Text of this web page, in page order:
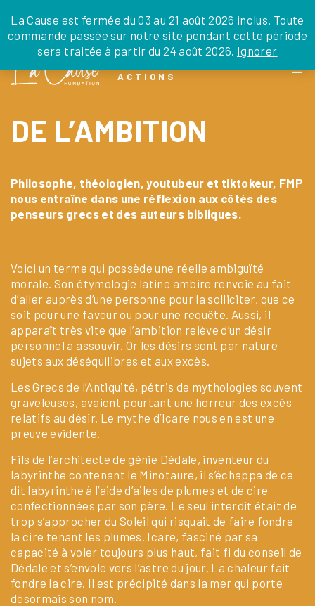
to
the
La Cause est fermée du 03 au 21 août 2026 inclus. Toute
commande passée sur notre site pendant cette période
sera traitée à partir du 24 août 2026. Ignorer
JE DONNE JE PARRAINE NOUS SOUTENIR
DEPUIS LA FRANCE
DEPUIS L’INTERNATIONAL
EN TANT QU’ORGANISATION
0 ARTICLE
ACTIONS
DE L’AMBITION
Philosophe, théologien, youtubeur et tiktokeur, FMP
nous entraîne dans une réflexion aux côtés des
penseurs grecs et des auteurs bibliques.
Voici un terme qui possède une réelle ambiguïté
morale. Son étymologie latine ambire renvoie au fait
d’aller auprès d’une personne pour la solliciter, que ce
soit pour une faveur ou pour une requête. Aussi, il
apparaît très vite que l’ambition relève d’un désir
personnel à assouvir. Or les désirs sont par nature
sujets aux déséquilibres et aux excès.
Les Grecs de l’Antiquité, pétris de mythologies souvent
graveleuses, avaient pourtant une horreur des excès
relatifs au désir. Le mythe d’Icare nous en est une
preuve évidente.
Fils de l’architecte de génie Dédale, inventeur du
labyrinthe contenant le Minotaure, il s’échappa de ce
dit labyrinthe à l’aide d’ailes de plumes et de cire
confectionnées par son père. Le seul interdit était de
trop s’approcher du Soleil qui risquait de faire fondre
la cire tenant les plumes. Icare, fasciné par sa
capacité à voler toujours plus haut, fait fi du conseil de
Dédale et s’envole vers l’astre du jour. La chaleur fait
fondre la cire. Il est précipité dans la mer qui porte
désormais son nom.